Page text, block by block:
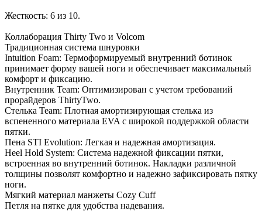
Жесткость: 6 из 10.
Коллаборация Thirty Two и Volcom
Традиционная система шнуровки
Intuition Foam: Термоформируемый внутренний ботинок
принимает форму вашей ноги и обеспечивает максимальный
комфорт и фиксацию.
Внутренник Team: Оптимизирован с учетом требований
прорайдеров ThirtyTwo.
Стелька Team: Плотная амортизирующая стелька из
вспененного материала EVA с широкой поддержкой области
пятки.
Пена STI Evolution: Легкая и надежная амортизация.
Heel Hold System: Система надежной фиксации пятки,
встроенная во внутренний ботинок. Накладки различной
толщины позволят комфортно и надежно зафиксировать пятку
ноги.
Мягкий материал манжеты Cozy Cuff
Петля на пятке для удобства надевания.